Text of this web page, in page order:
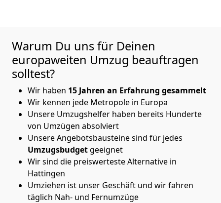
Warum Du uns für Deinen
europaweiten Umzug beauftragen
solltest?
Wir haben 15 Jahren an Erfahrung gesammelt
Wir kennen jede Metropole in Europa
Unsere Umzugshelfer haben bereits Hunderte
von Umzügen absolviert
Unsere Angebotsbausteine sind für jedes
Umzugsbudgetgeeignet
Wir sind die preiswerteste Alternative in
Hattingen
Umziehen ist unser Geschäft und wir fahren
täglich Nah- und Fernumzüge